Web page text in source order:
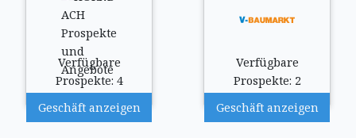
Verfügbare
Prospekte: 4
Geschäft anzeigen
Verfügbare
Prospekte: 2
Geschäft anzeigen